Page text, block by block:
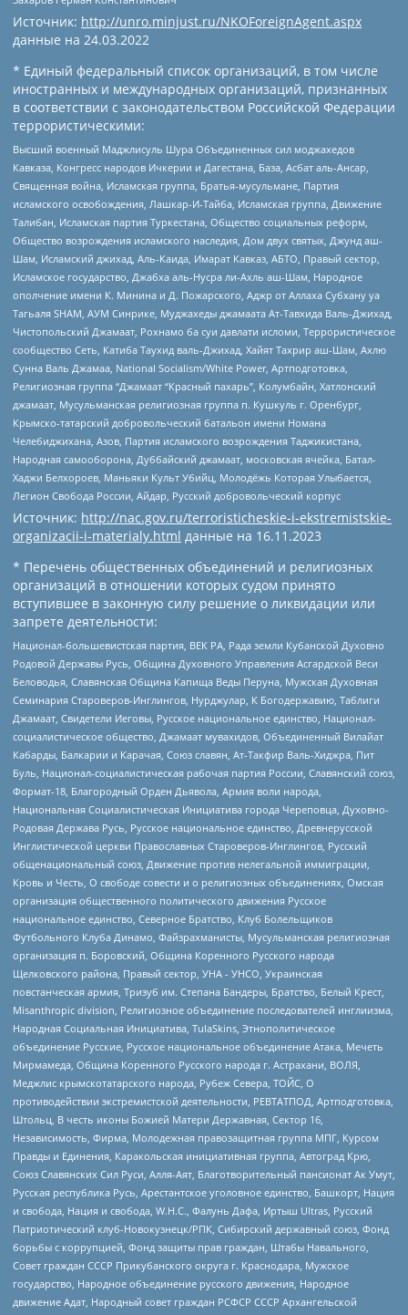
Источник: http://unro.minjust.ru/NKOForeignAgent.aspx
данные на 24.03.2022
* Единый федеральный список организаций, в том числе
иностранных и международных организаций, признанных
в соответствии с законодательством Российской Федерации
террористическими:
Высший военный Маджлисуль Шура Объединенных сил моджахедов
Кавказа, Конгресс народов Ичкерии и Дагестана, База, Асбат аль-Ансар,
Священная война, Исламская группа, Братья-мусульмане, Партия
исламского освобождения, Лашкар-И-Тайба, Исламская группа, Движение
Талибан, Исламская партия Туркестана, Общество социальных реформ,
Общество возрождения исламского наследия, Дом двух святых, Джунд аш-
Шам, Исламский джихад, Аль-Каида, Имарат Кавказ, АБТО, Правый сектор,
Исламское государство, Джабха аль-Нусра ли-Ахль аш-Шам, Народное
ополчение имени К. Минина и Д. Пожарского, Аджр от Аллаха Субхану уа
Тагьаля SHAM, АУМ Синрике, Муджахеды джамаата Ат-Тавхида Валь-Джихад,
Чистопольский Джамаат, Рохнамо ба суи давлати исломи, Террористическое
сообщество Сеть, Катиба Таухид валь-Джихад, Хайят Тахрир аш-Шам, Ахлю
Сунна Валь Джамаа, National Socialism/White Power, Артподготовка,
Религиозная группа “Джамаат “Красный пахарь”, Колумбайн, Хатлонский
джамаат, Мусульманская религиозная группа п. Кушкуль г. Оренбург,
Крымско-татарский добровольческий батальон имени Номана
Челебиджихана, Азов, Партия исламского возрождения Таджикистана,
Народная самооборона, Дуббайский джамаат, московская ячейка, Батал-
Хаджи Белхороев, Маньяки Культ Убийц, Молодёжь Которая Улыбается,
Легион Свобода России, Айдар, Русский добровольческий корпус
Источник: http://nac.gov.ru/terroristicheskie-i-ekstremistskie-
organizacii-i-materialy.html данные на 16.11.2023
* Перечень общественных объединений и религиозных
организаций в отношении которых судом принято
вступившее в законную силу решение о ликвидации или
запрете деятельности:
Национал-большевистская партия, ВЕК РА, Рада земли Кубанской Духовно
Родовой Державы Русь, Община Духовного Управления Асгардской Веси
Беловодья, Славянская Община Капища Веды Перуна, Мужская Духовная
Семинария Староверов-Инглингов, Нурджулар, К Богодержавию, Таблиги
Джамаат, Свидетели Иеговы, Русское национальное единство, Национал-
социалистическое общество, Джамаат мувахидов, Объединенный Вилайат
Кабарды, Балкарии и Карачая, Союз славян, Ат-Такфир Валь-Хиджра, Пит
Буль, Национал-социалистическая рабочая партия России, Славянский союз,
Формат-18, Благородный Орден Дьявола, Армия воли народа,
Национальная Социалистическая Инициатива города Череповца, Духовно-
Родовая Держава Русь, Русское национальное единство, Древнерусской
Инглистической церкви Православных Староверов-Инглингов, Русский
общенациональный союз, Движение против нелегальной иммиграции,
Кровь и Честь, О свободе совести и о религиозных объединениях, Омская
организация общественного политического движения Русское
национальное единство, Северное Братство, Клуб Болельщиков
Футбольного Клуба Динамо, Файзрахманисты, Мусульманская религиозная
организация п. Боровский, Община Коренного Русского народа
Щелковского района, Правый сектор, УНА - УНСО, Украинская
повстанческая армия, Тризуб им. Степана Бандеры, Братство, Белый Крест,
Misanthropic division, Религиозное объединение последователей инглиизма,
Народная Социальная Инициатива, TulaSkins, Этнополитическое
объединение Русские, Русское национальное объединение Атака, Мечеть
Мирмамеда, Община Коренного Русского народа г. Астрахани, ВОЛЯ,
Меджлис крымскотатарского народа, Рубеж Севера, ТОЙС, О
противодействии экстремистской деятельности, РЕВТАТПОД, Артподготовка,
Штольц, В честь иконы Божией Матери Державная, Сектор 16,
Независимость, Фирма, Молодежная правозащитная группа МПГ, Курсом
Правды и Единения, Каракольская инициативная группа, Автоград Крю,
Союз Славянских Сил Руси, Алля-Аят, Благотворительный пансионат Ак Умут,
Русская республика Русь, Арестантское уголовное единство, Башкорт, Нация
и свобода, Нация и свобода, W.H.С., Фалунь Дафа, Иртыш Ultras, Русский
Патриотический клуб-Новокузнецк/РПК, Сибирский державный союз, Фонд
борьбы с коррупцией, Фонд защиты прав граждан, Штабы Навального,
Совет граждан СССР Прикубанского округа г. Краснодара, Мужское
государство, Народное объединение русского движения, Народное
движение Адат, Народный совет граждан РСФСР СССР Архангельской